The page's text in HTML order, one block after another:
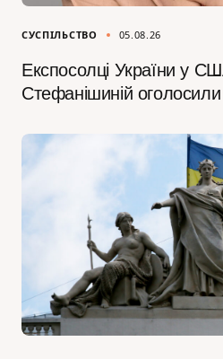
СУСПІЛЬСТВО 05.08.26
Експосолці України у
Стефанішиній оголосили